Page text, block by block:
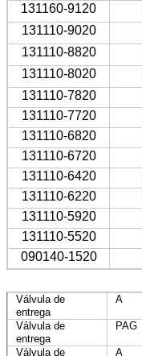
131160-9120
131110-9020
131110-8820
131110-8020
131110-7820
131110-7720
131110-6820
131110-6720
131110-6420
131110-6220
131110-5920
131110-5520
090140-1520
Válvula de
entrega
A
Válvula de
entrega
PAG
Válvula de
A